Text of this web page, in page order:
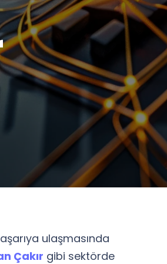
ulaşmasında
Çakır gibi sektörde